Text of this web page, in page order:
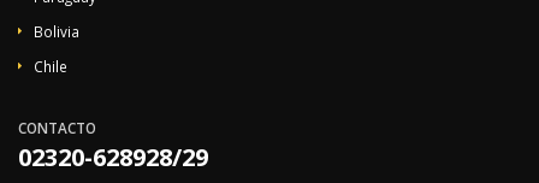
Bolivia
Chile
CONTACTO
02320-628928/29